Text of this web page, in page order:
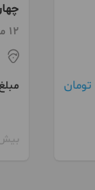
12 متر / 1 اتاق / ساخت 1390
بیش از 12